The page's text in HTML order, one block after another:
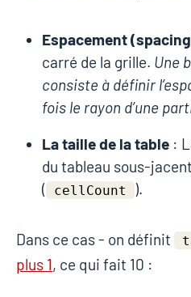
Espacement
carré de la grille. Une
consiste à définir
fois le rayon d’une
La taille de la table :
du tableau sous-
(
cellCount ).
Dans ce cas - on définit
plus 1, ce qui fait 10 :